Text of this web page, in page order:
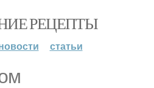
РЕЦЕПТЫ
статьи